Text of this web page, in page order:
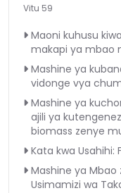
Vitu 59
Maoni kuhusu
makapi ya mbao
Mashine ya
vidonge vya
Mashine ya
ajili ya
biomass zenye
Kata kwa Usahihi:
Mashine ya Mbao
Usimamizi wa